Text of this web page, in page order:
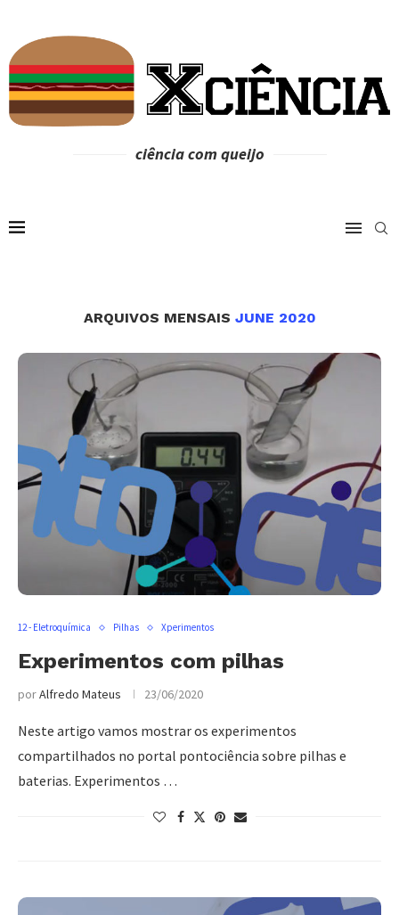
ciência com queijo
ARQUIVOS MENSAIS JUNE 2020
12 - Eletroquímica Pilhas Xperimentos
Experimentos com pilhas
porAlfredo Mateus 23/06/2020
Neste artigo vamos mostrar os experimentos
compartilhados no portal pontociência sobre pilhas e
baterias. Experimentos …